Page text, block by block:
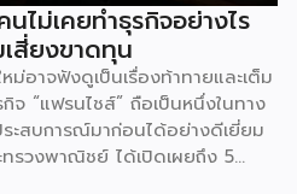
ไม่เคยทำธุรกิจอย่างไร
สี่ยงขาดทุน
ม่อาจฟังดูเป็นเรื่องท้าทายและเต็ม
จ “แฟรนไชส์” ถือเป็นหนึ่งในทาง
ะสบการณ์มาก่อนได้อย่างดีเยี่ยม
รวงพาณิชย์ ได้เปิดเผยถึง 5